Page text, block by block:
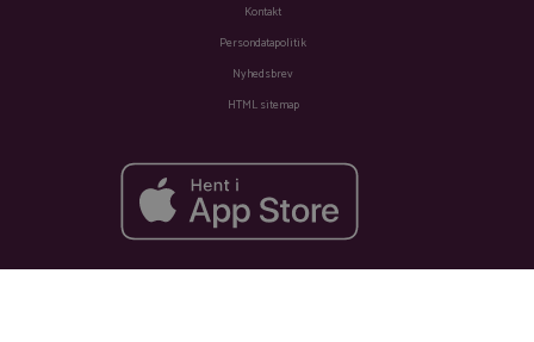
Kontakt
Persondatapolitik
Nyhedsbrev
HTML sitemap